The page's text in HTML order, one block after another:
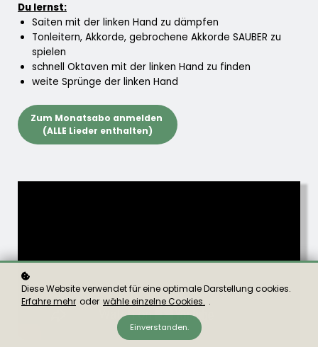
Du lernst:
Saiten mit der linken Hand zu dämpfen
Tonleitern, Akkorde, gebrochene Akkorde SAUBER zu
spielen
schnell Oktaven mit der linken Hand zu finden
weite Sprünge der linken Hand
Zum Monatsabo anmelden
(ALLE Lieder enthalten)
Diese Website verwendet für eine optimale Darstellung cookies.
Erfahre mehr oder wähle einzelne Cookies. .
Einverstanden.